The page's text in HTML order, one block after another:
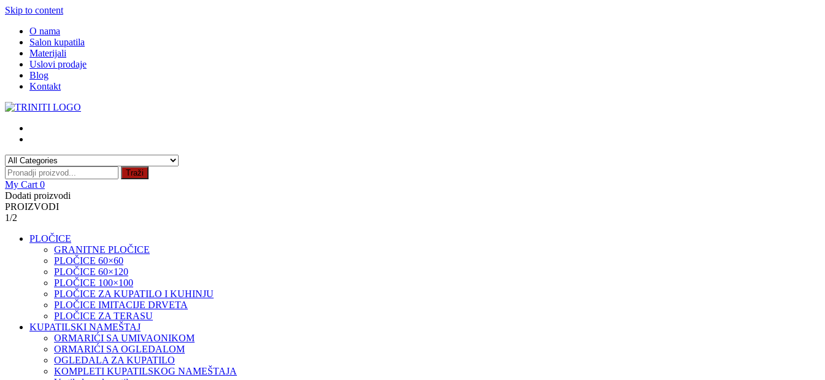
Skip to content
O nama
Salon kupatila
Materijali
Uslovi prodaje
Blog
Kontakt
Traži
My Cart 0
Dodati proizvodi
PROIZVODI
1/2
PLOČICE
GRANITNE PLOČICE
PLOČICE 60×60
PLOČICE 60×120
PLOČICE 100×100
PLOČICE ZA KUPATILO I KUHINJU
PLOČICE IMITACIJE DRVETA
PLOČICE ZA TERASU
KUPATILSKI NAMEŠTAJ
ORMARIĆI SA UMIVAONIKOM
ORMARIĆI SA OGLEDALOM
OGLEDALA ZA KUPATILO
KOMPLETI KUPATILSKOG NAMEŠTAJA